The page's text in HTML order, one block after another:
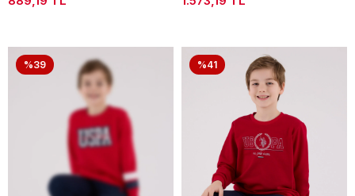
%39 %41